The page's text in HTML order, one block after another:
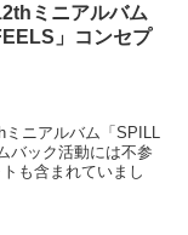
ミニアルバム
」コンセプ
ニアルバム「SPILL
バック活動には不参
も含まれていまし